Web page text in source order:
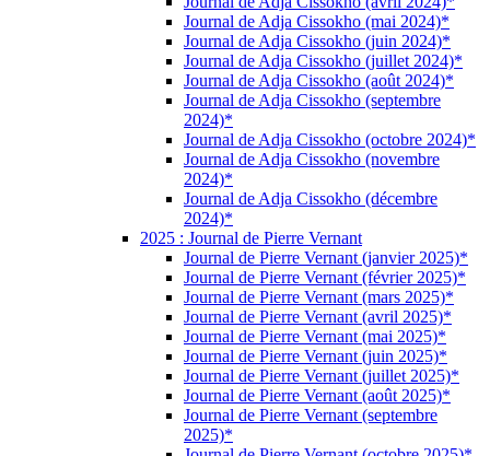
Journal de Adja Cissokho (mai 2024)*
Journal de Adja Cissokho (juin 2024)*
Journal de Adja Cissokho (juillet 2024)*
Journal de Adja Cissokho (août 2024)*
Journal de Adja Cissokho (septembre
2024)*
Journal de Adja Cissokho (octobre 2024)*
Journal de Adja Cissokho (novembre
2024)*
Journal de Adja Cissokho (décembre
2024)*
2025 : Journal de Pierre Vernant
Journal de Pierre Vernant (janvier 2025)*
Journal de Pierre Vernant (février 2025)*
Journal de Pierre Vernant (mars 2025)*
Journal de Pierre Vernant (avril 2025)*
Journal de Pierre Vernant (mai 2025)*
Journal de Pierre Vernant (juin 2025)*
Journal de Pierre Vernant (juillet 2025)*
Journal de Pierre Vernant (août 2025)*
Journal de Pierre Vernant (septembre
2025)*